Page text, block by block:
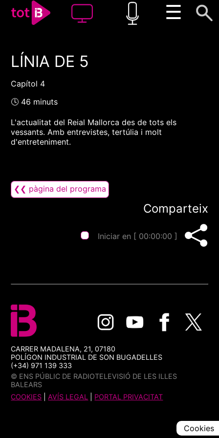
☰
00:00 00:00
LÍNIA DE 5
Capítol 4
🕓 46 minuts
L'actualitat del Reial Mallorca des de tots els
vessants. Amb entrevistes, tertúlia i molt
d'entreteniment.
❮❮ pàgina del programa
Comparteix
Iniciar en [ 00:00:00 ]
CARRER MADALENA, 21, 07180
POLÍGON INDUSTRIAL DE SON BUGADELLES
(+34) 971 139 333
© ENS PÚBLIC DE RADIOTELEVISIÓ DE LES ILLES
BALEARS
COOKIES |AVÍS LEGAL PORTAL PRIVACITAT
Cookies